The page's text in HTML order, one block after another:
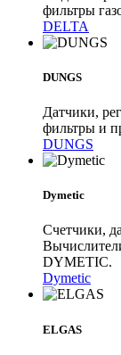
фильтры
DELTA
DUNGS
Датчики,
фильтры и
DUNGS
Dymetic
Счетчики,
DYMETIC.
Dymetic
ELGAS